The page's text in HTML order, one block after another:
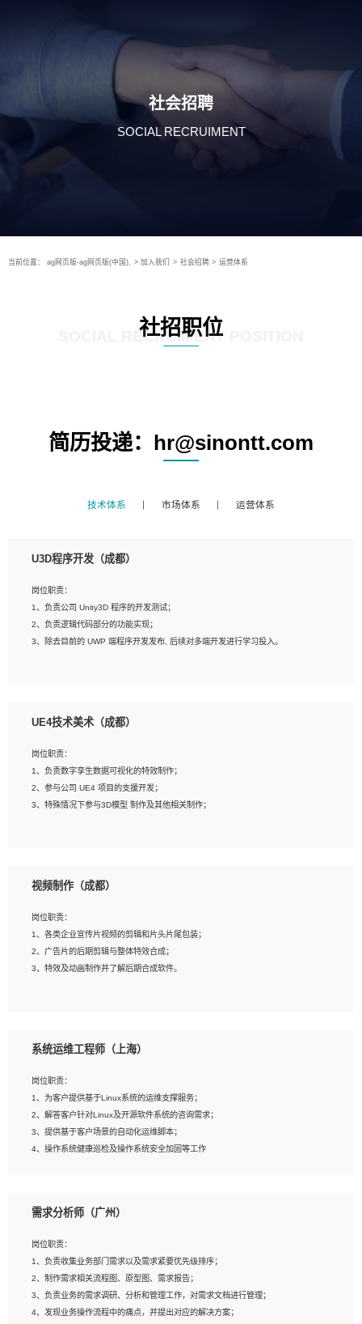
社会招聘
SOCIAL RECRUIMENT
当前位置： ag网页版-ag网页版(中国), > 加入我们 > 社会招聘 > 运营体系
社招职位
SOCIAL RECRUIMENT POSITION
简历投递：hr@sinontt.com
技术体系 市场体系 运营体系
U3D程序开发（成都）
岗位职责：
1、负责公司 Unity3D 程序的开发测试；
2、负责逻辑代码部分的功能实现；
3、除去目前的 UWP 端程序开发发布, 后续对多端开发进行学习投入。
2、熟练掌握 Unity3D 程序开发，精通 C# 语言开发；
4、有良好的沟通能力和团队合作意识；
5、开发过 HoloLens 程序者优先。
UE4技术美术（成都）
岗位职责：
1、负责数字孪生数据可视化的特效制作；
2、参与公司 UE4 项目的支援开发；
3、特殊情况下参与3D模型 制作及其他相关制作；
上；
3、想象力丰富, 有一定的艺术审美深度；
4、有良好的场景特效搭建功底；
5、熟悉 3Ds Max 或者 Maya；
6、有良好的沟通能力和团队合作意识；
视频制作（成都）
岗位职责：
1、各类企业宣传片视频的剪辑和片头片尾包装；
2、广告片的后期剪辑与整体特效合成；
3、特效及动画制作并了解后期合成软件。
2、熟练使用After Effect、Photo Shop、熟练掌握视频剪辑和特效包装软件；
4、在剪辑上会思考，有一定编导思维；
5、踏实， 勤奋，愿意在工作中不断学习，提高自我；
6、能与同事友好相处。
系统运维工程师（上海）
岗位职责：
1、为客户提供基于Linux系统的运维支撑服务；
2、解答客户针对Linux及开源软件系统的咨询需求；
3、提供基于客户场景的自动化运维脚本；
4、操作系统健康巡检及操作系统安全加固等工作
1、全日制本科计算机相关专业毕业，3年以上相关工作经验；
3、熟练使用脚本语言，shell/python任一种，熟练使用Ansible
4、熟悉linux常见服务、中间件的基本原理、部署以及故障处理，如：Mysql、
Apache、Nginx、Zabbix、Kafka等
5、熟悉主流虚拟化技术，如：VMware、KVM
6、具备网络方面的基础知识，熟悉常见的网络协议，如TCP/IP，转发原理，路由优
需求分析师（广州）
岗位职责：
1、负责收集业务部门需求以及需求紧要优先级排序；
2、制作需求相关流程图、原型图、需求报告；
3、负责业务的需求调研、分析和管理工作，对需求文档进行管理；
4、发现业务操作流程中的痛点，并提出对应的解决方案；